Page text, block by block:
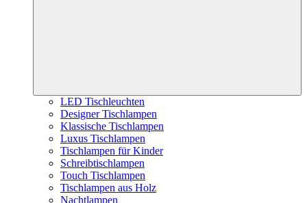
LED Tischleuchten
Designer Tischlampen
Klassische Tischlampen
Luxus Tischlampen
Tischlampen für Kinder
Schreibtischlampen
Touch Tischlampen
Tischlampen aus Holz
Nachtlampen